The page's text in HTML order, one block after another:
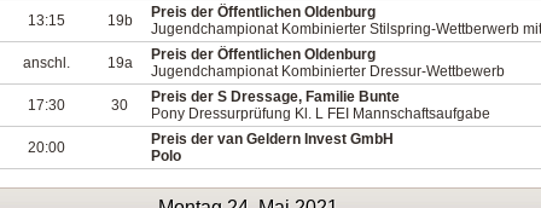
13:15
19b
Preis der Öffentlichen Oldenburg
Jugendchampionat Kombinierter Stilspring-Wettberwerb
anschl.
19a
Preis der Öffentlichen Oldenburg
Jugendchampionat Kombinierter Dressur-Wettbewerb
17:30
30
Preis der S Dressage, Familie Bunte
Pony Dressurprüfung Kl. L FEI Mannschaftsaufgabe
20:00
Preis der van Geldern Invest GmbH
Polo